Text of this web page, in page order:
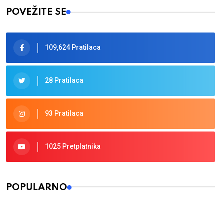
POVEŽITE SE
109,624 Pratilaca
28 Pratilaca
93 Pratilaca
1025 Pretplatnika
POPULARNO